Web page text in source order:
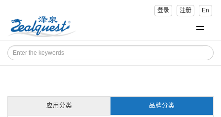
登录 注册 En
应用分类 品牌分类